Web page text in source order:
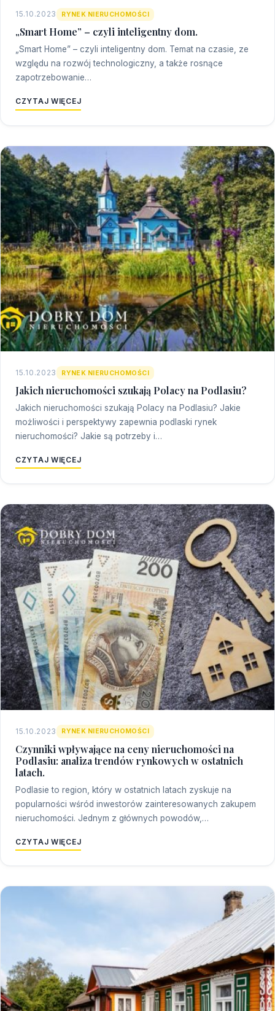
15.10.2023 RYNEK NIERUCHOMOŚCI
„Smart Home” – czyli inteligentny dom.
„Smart Home” – czyli inteligentny dom. Temat na czasie, ze
względu na rozwój technologiczny, a także rosnące
zapotrzebowanie…
CZYTAJ WIĘCEJ
15.10.2023 RYNEK NIERUCHOMOŚCI
Jakich nieruchomości szukają Polacy na Podlasiu?
Jakich nieruchomości szukają Polacy na Podlasiu? Jakie
możliwości i perspektywy zapewnia podlaski rynek
nieruchomości? Jakie są potrzeby i…
CZYTAJ WIĘCEJ
15.10.2023 RYNEK NIERUCHOMOŚCI
Czynniki wpływające na ceny nieruchomości na
Podlasiu: analiza trendów rynkowych w ostatnich
latach.
Podlasie to region, który w ostatnich latach zyskuje na
popularności wśród inwestorów zainteresowanych zakupem
nieruchomości. Jednym z głównych powodów,…
CZYTAJ WIĘCEJ